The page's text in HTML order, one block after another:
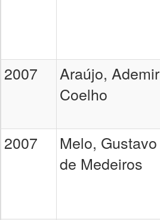
2007
Araújo, Ademir
Coelho
2007
Melo, Gustavo
de Medeiros